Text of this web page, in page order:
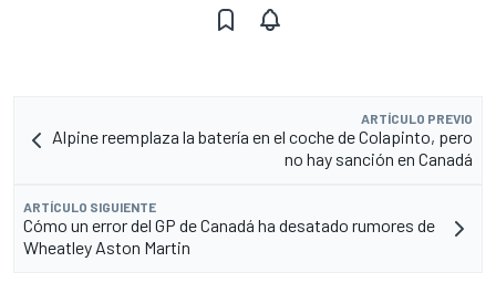
ARTÍCULO PREVIO
Alpine reemplaza la batería en el coche de Colapinto, pero
no hay sanción en Canadá
ARTÍCULO SIGUIENTE
Cómo un error del GP de Canadá ha desatado rumores de
Wheatley Aston Martin